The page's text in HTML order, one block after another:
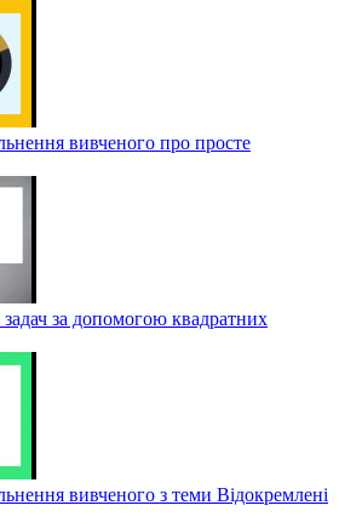
вивченого про просте
за допомогою квадратних
вивченого з теми Відокремлені